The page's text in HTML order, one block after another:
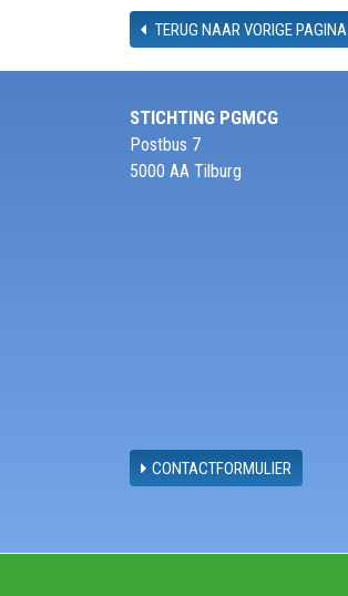
TERUG NAAR VORIGE PAGINA
STICHTING PGMCG
Postbus 7
5000 AA Tilburg
CONTACTFORMULIER